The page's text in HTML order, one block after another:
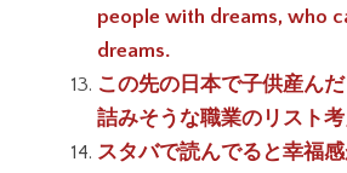
people with dreams, who
dreams.
この先の日本で子供産ん
詰みそうな職業のリスト
スタバで読んでると幸福